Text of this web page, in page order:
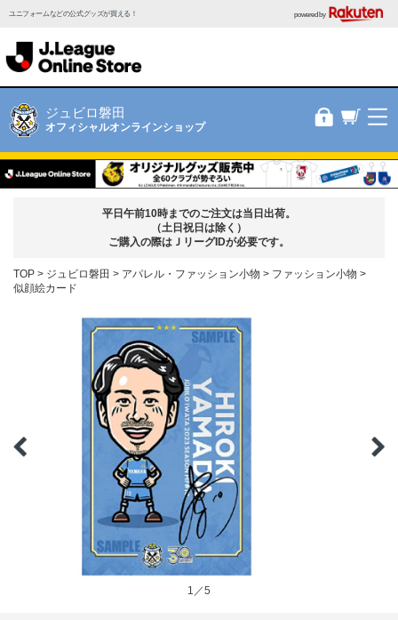
ユニフォームなどの公式グッズが買える！ powered by
ジュビロ磐田
オフィシャルオンラインショップ
平日午前10時までのご注文は当日出荷。
（土日祝日は除く）
ご購入の際はＪリーグIDが必要です。
TOP ジュビロ磐田 アパレル・ファッション小物
ファッション小物
似顔絵カード
1／5